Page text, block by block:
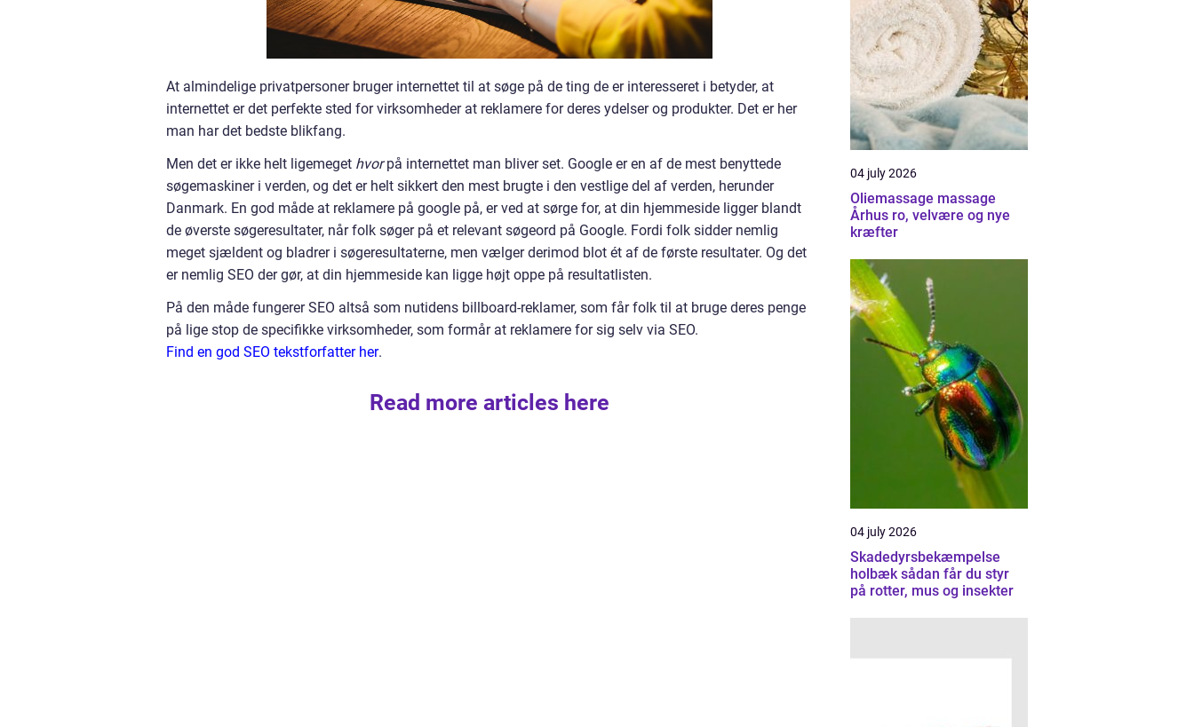
At almindelige privatpersoner bruger internettet til at søge på de ting de er interesseret i betyder, at
internettet er det perfekte sted for virksomheder at reklamere for deres ydelser og produkter. Det er her
man har det bedste blikfang.
Men det er ikke helt ligemeget hvorpå internettet man bliver set. Google er en af de mest benyttede
søgemaskiner i verden, og det er helt sikkert den mest brugte i den vestlige del af verden, herunder
Danmark. En god måde at reklamere på google på, er ved at sørge for, at din hjemmeside ligger blandt
de øverste søgeresultater, når folk søger på et relevant søgeord på Google. Fordi folk sidder nemlig
meget sjældent og bladrer i søgeresultaterne, men vælger derimod blot ét af de første resultater. Og det
er nemlig SEO der gør, at din hjemmeside kan ligge højt oppe på resultatlisten.
På den måde fungerer SEO altså som nutidens billboard-reklamer, som får folk til at bruge deres penge
på lige stop de specifikke virksomheder, som formår at reklamere for sig selv via SEO.
Find en god SEO tekstforfatter her.
Read more articles here
04 july 2026
Oliemassage massage
Århus ro, velvære og nye
kræfter
04 july 2026
Skadedyrsbekæmpelse
holbæk sådan får du styr
på rotter, mus og insekter